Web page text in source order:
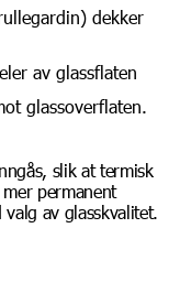
dekker
av glassflaten
glassoverflaten.
slik at termisk
permanent
av glasskvalitet.